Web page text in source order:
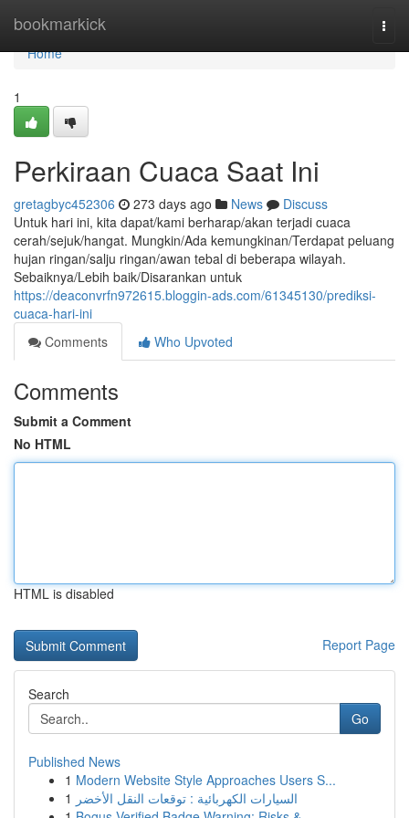
bookmarkick
Home
Home
1
Perkiraan Cuaca Saat Ini
gretagbyc452306 273 days ago News
Discuss
Untuk hari ini, kita dapat/kami berharap/akan terjadi cuaca
cerah/sejuk/hangat. Mungkin/Ada kemungkinan/Terdapat peluang
hujan ringan/salju ringan/awan tebal di beberapa wilayah.
Sebaiknya/Lebih baik/Disarankan untuk
https://deaconvrfn972615.bloggin-ads.com/61345130/prediksi-
cuaca-hari-ini
Comments
Who Upvoted
Comments
Submit a Comment
No HTML
HTML is disabled
Report Page
Search
Go
Published News
1 Modern Website Style Approaches Users S...
1 السيارات الكهربائية : توقعات النقل الأخضر